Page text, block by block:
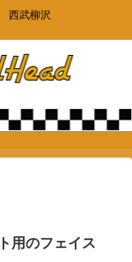
西武柳沢
用のフェイス